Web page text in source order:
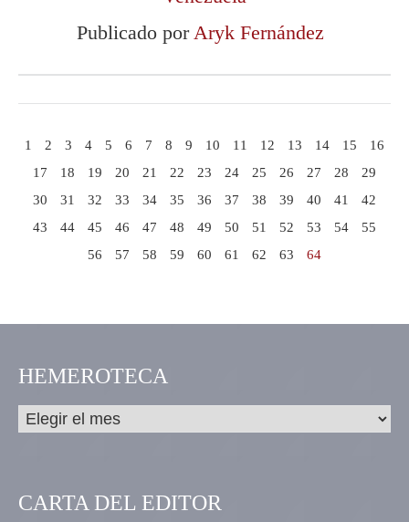
Publicado por Aryk Fernández
1 2 3 4 5 6 7 8 9 10 11 12 13 14 15
16
17
18 19 20 21 22 23 24 25 26 27 28
29
30
31 32 33 34 35 36 37 38 39 40 41
42
43
44 45 46 47 48 49 50 51 52 53 54
55
56
57 58 59 60 61 62 63 64
HEMEROTECA
CARTA DEL EDITOR